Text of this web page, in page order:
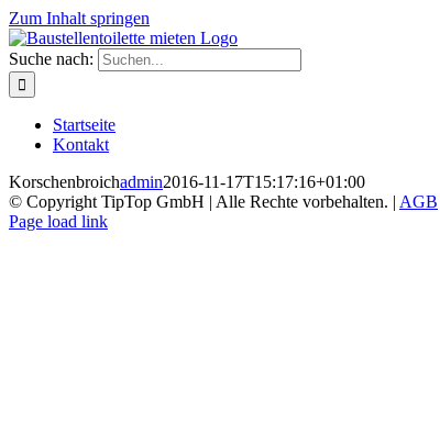
Zum Inhalt springen
Suche nach:
Startseite
Kontakt
Korschenbroichadmin2016-11-17T15:17:16+01:00
© Copyright TipTop GmbH | Alle Rechte vorbehalten. | AGB
Page load link